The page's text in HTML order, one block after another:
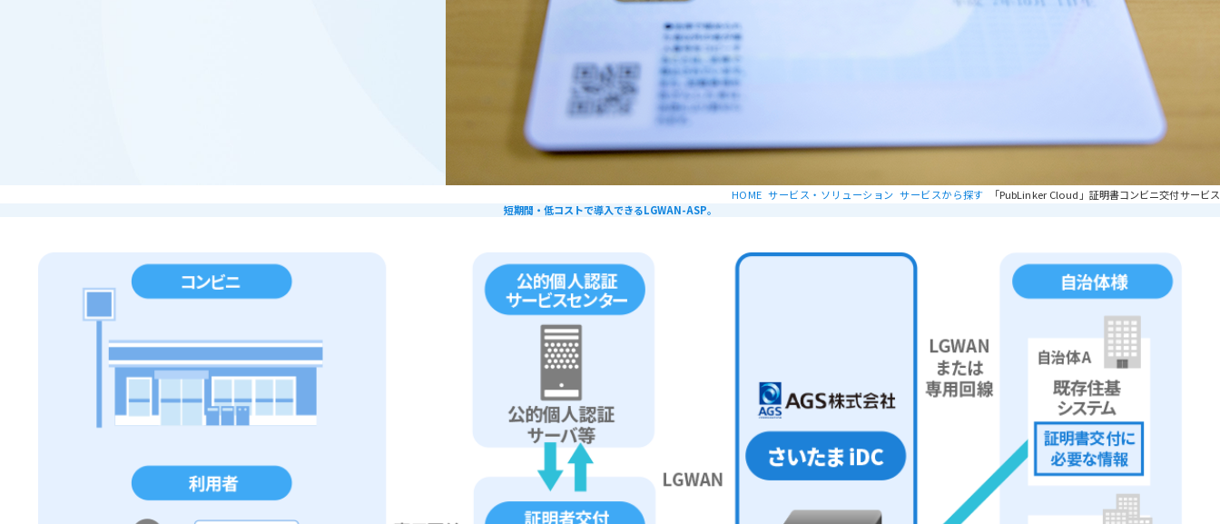
HOME サービス・ソリューション サービスから探す
「PubLinker Cloud」証明書コンビニ交付サービス
短期間・低コストで導入できるLGWAN-ASP。